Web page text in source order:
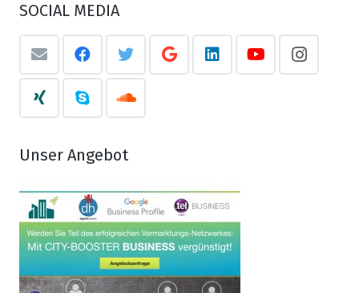
SOCIAL MEDIA
Unser Angebot